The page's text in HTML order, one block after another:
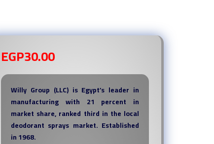
EGP30.00
Willy Group (LLC) is Egypt’s leader in
manufacturing with 21 percent in
market share, ranked third in the local
deodorant sprays market. Established
in 1968.